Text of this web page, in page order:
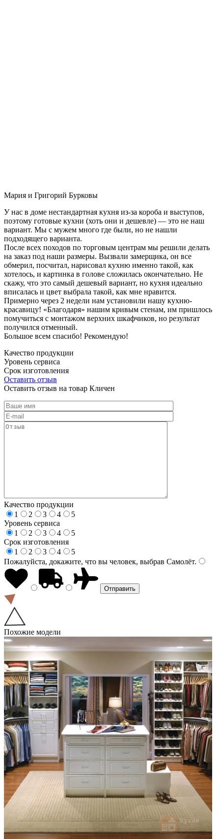
Мария и Григорий Бурковы
У нас в доме нестандартная кухня из-за короба и выступов,
поэтому готовые кухни (хоть они и дешевле) — это не наш
вариант. Мы с мужем много где были, но не нашли
подходящего варианта.
После всех походов по торговым центрам мы решили делать
на заказ под наши размеры. Вызвали замерщика, он все
обмерил, посчитал, нарисовал кухню именно такой, как
хотелось, и картинка в голове сложилась окончательно. Не
скажу, что это самый дешевый вариант, но кухня идеально
вписалась и цвет выбрала такой, как мне нравится.
Примерно через 2 недели нам установили нашу кухню-
красавицу! «Благодаря» нашим кривым стенам, им пришлось
помучиться с монтажом верхних шкафчиков, но результат
получился отменный.
Большое всем спасибо! Рекомендую!
Качество продукции
Уровень сервиса
Срок изготовления
Оставить отзыв
Оставить отзыв на товар Кличен
Качество продукции
1
2 3 4
5
Уровень сервиса
1
2 3 4
5
Срок изготовления
1
2 3 4
5
Пожалуйста, докажите, что вы человек, выбрав Самолёт.
Похожие модели